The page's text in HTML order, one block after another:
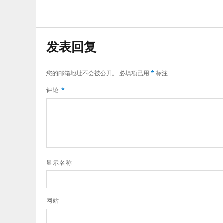
发表回复
您的邮箱地址不会被公开。 必填项已用 *标注
评论 *
显示名称
网站